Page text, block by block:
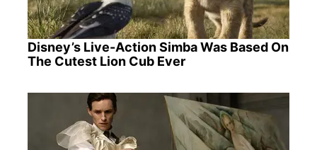
Disney’s Live-Action Simba Was Based On
The Cutest Lion Cub Ever